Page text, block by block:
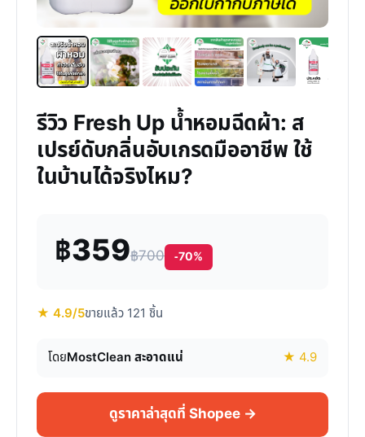
รีวิว Fresh Up น้ำหอมฉีดผ้า: ส
เปรย์ดับกลิ่นอับเกรดมืออาชีพ ใช้
ในบ้านได้จริงไหม?
฿359฿700 -70%
★ 4.9/5ขายแล้ว 121 ชิ้น
โดยMostClean สะอาดแน่ ★ 4.9
ดูราคาล่าสุดที่ Shopee →